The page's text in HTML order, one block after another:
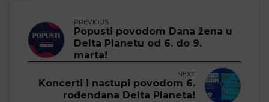
PREVIOUS
Popusti povodom Dana žena u
Delta Planetu od 6. do 9.
marta!
NEXT
Koncerti i nastupi povodom 6.
rođendana Delta Planeta!